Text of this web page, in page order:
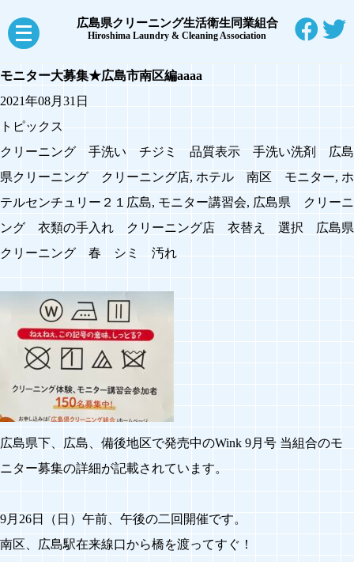
広島県クリーニング生活衛生同業組合
Hiroshima Laundry & Cleaning Association
メ
ュ
ー
を
開
く
モニター大募集★広島市南区編aaaa
2021年08月31日
トピックス
クリーニング 手洗い チジミ 品質表示 手洗い洗剤 広島
県クリーニング クリーニング店, ホテル 南区 モニター, ホ
テルセンチュリー２１広島, モニター講習会, 広島県 クリーニ
ング 衣類の手入れ クリーニング店 衣替え 選択 広島県
クリーニング 春 シミ 汚れ
広島県下、広島、備後地区で発売中のWink 9月号 当組合のモ
ニター募集の詳細が記載されています。
9月26日（日）午前、午後の二回開催です。
南区、広島駅在来線口から橋を渡ってすぐ！